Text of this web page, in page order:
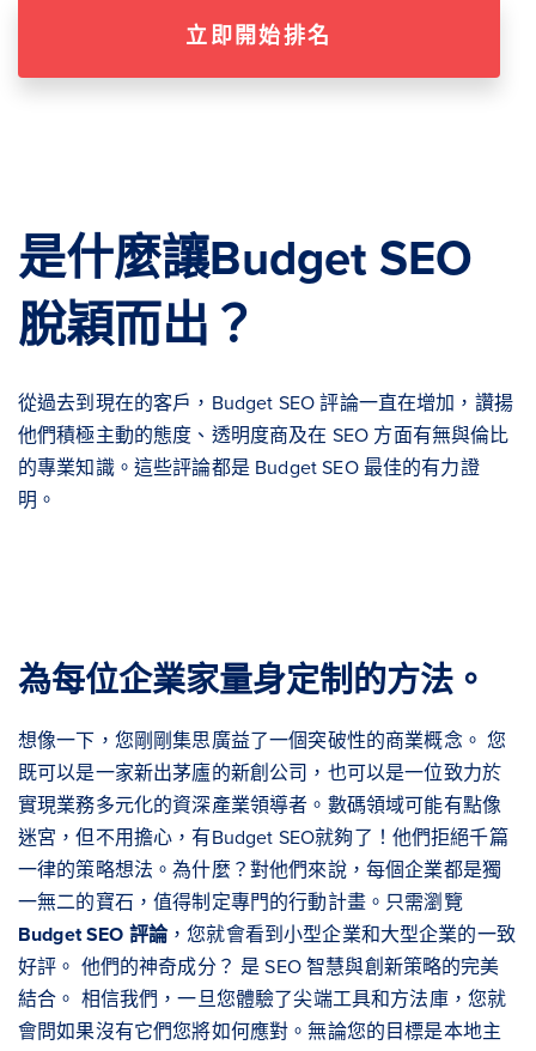
立即開始排名
是什麼讓Budget SEO
脫穎而出？
從過去到現在的客戶，Budget SEO 評論一直在增加，讚揚
他們積極主動的態度、透明度商及在 SEO 方面有無與倫比
的專業知識。這些評論都是 Budget SEO 最佳的有力證
明。
為每位企業家量身定制的方法。
想像一下，您剛剛集思廣益了一個突破性的商業概念。 您
既可以是一家新出茅廬的新創公司，也可以是一位致力於
實現業務多元化的資深產業領導者。數碼領域可能有點像
迷宮，但不用擔心，有Budget SEO就夠了！他們拒絕千篇
一律的策略想法。為什麼？對他們來說，每個企業都是獨
一無二的寶石，值得制定專門的行動計畫。只需瀏覽
Budget SEO 評論，您就會看到小型企業和大型企業的一致
好評。 他們的神奇成分？ 是 SEO 智慧與創新策略的完美
結合。 相信我們，一旦您體驗了尖端工具和方法庫，您就
會問如果沒有它們您將如何應對。無論您的目標是本地主